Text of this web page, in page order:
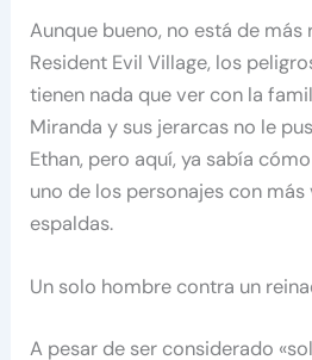
Aunque bueno, no está de más
Resident Evil Village, los
tienen nada que ver con la
Miranda y sus jerarcas no le
Ethan, pero aquí, ya sabía
uno de los personajes con más
espaldas.
Un solo hombre contra un
A pesar de ser considerado